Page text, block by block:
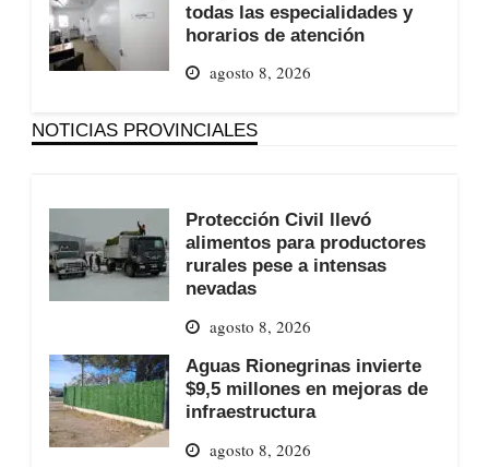
todas las especialidades y
horarios de atención
agosto 8, 2026
NOTICIAS PROVINCIALES
Protección Civil llevó
alimentos para productores
rurales pese a intensas
nevadas
agosto 8, 2026
Aguas Rionegrinas invierte
$9,5 millones en mejoras de
infraestructura
agosto 8, 2026